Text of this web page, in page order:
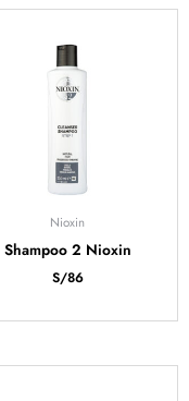
Nioxin
Shampoo 2 Nioxin
S/86